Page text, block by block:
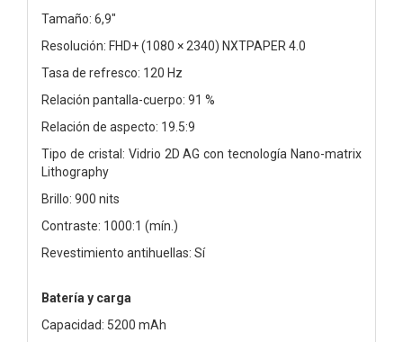
Tamaño: 6,9"
Resolución: FHD+ (1080 × 2340) NXTPAPER 4.0
Tasa de refresco: 120 Hz
Relación pantalla-cuerpo: 91 %
Relación de aspecto: 19.5:9
Tipo de cristal: Vidrio 2D AG con tecnología Nano-matrix
Lithography
Brillo: 900 nits
Contraste: 1000:1 (mín.)
Revestimiento antihuellas: Sí
Batería y carga
Capacidad: 5200 mAh